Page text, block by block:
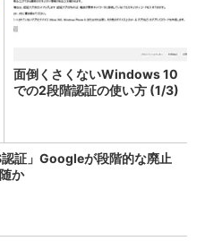
面倒くさくないWindows 10
での2段階認証の使い方 (1/3)
認証」Googleが段階的な廃止
か